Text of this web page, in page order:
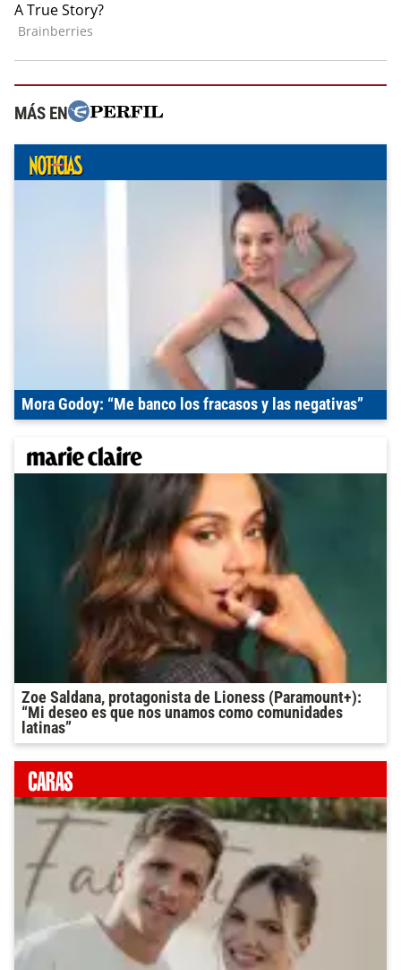
MÁS EN
Mora Godoy: “Me banco los fracasos y las negativas”
Zoe Saldana, protagonista de Lioness (Paramount+):
“Mi deseo es que nos unamos como comunidades
latinas”